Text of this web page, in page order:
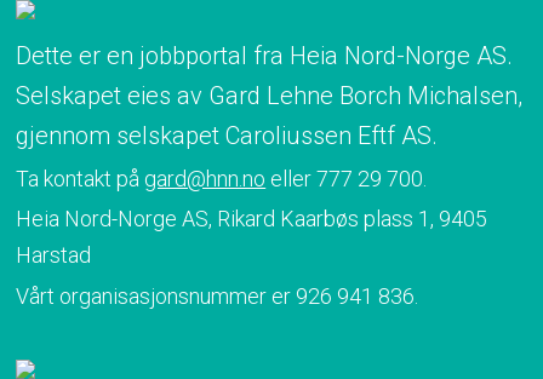
Dette er en jobbportal fra Heia Nord-Norge AS.
Selskapet eies av Gard Lehne Borch Michalsen,
gjennom selskapet Caroliussen Eftf AS.
Ta kontakt på gard@hnn.no eller 777 29 700.
Heia Nord-Norge AS, Rikard Kaarbøs plass 1, 9405
Harstad
Vårt organisasjonsnummer er 926 941 836.